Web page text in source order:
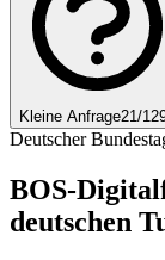
Kleine Anfrage21/
Deutscher
BOS-
deutschen